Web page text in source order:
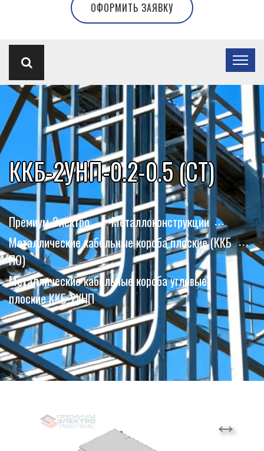
ОФОРМИТЬ ЗАЯВКУ
ККБ-2УНП-0.2-0.5 (СТ)
Премиум-Электро
Металлоконструкции
Металлические кабельные короба плоские (ККБ
ПО)
Металлические кабельные короба угловые
плоские ККБ-2УНП